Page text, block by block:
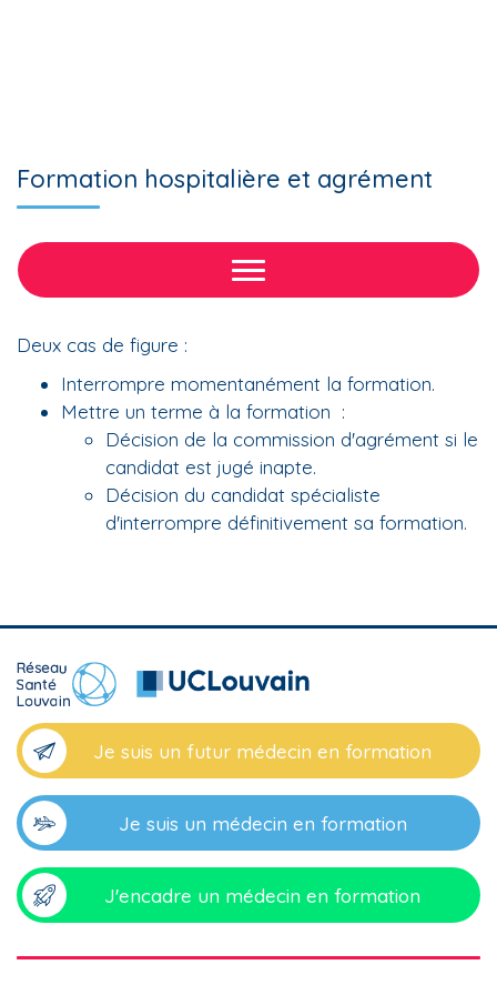
Formation hospitalière et agrément
Deux cas de figure :
Interrompre momentanément la formation.
Mettre un terme à la formation :
Décision de la commission d'agrément si le
candidat est jugé inapte.
Décision du candidat spécialiste
d'interrompre définitivement sa formation.
Je suis un futur médecin en formation
Je suis un médecin en formation
J'encadre un médecin en formation